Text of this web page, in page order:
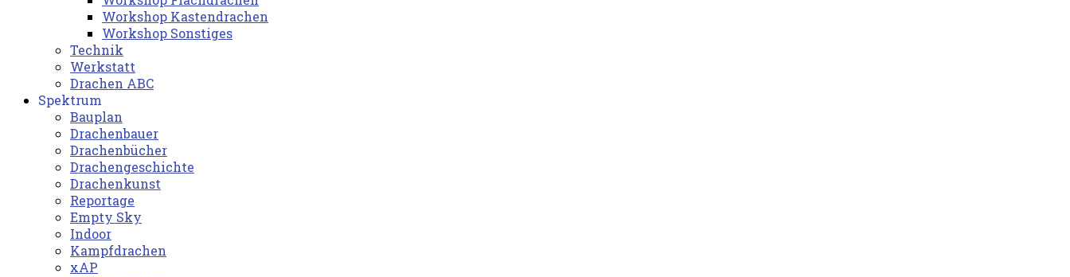
Workshop Kastendrachen
Workshop Sonstiges
Technik
Werkstatt
Drachen ABC
Spektrum
Bauplan
Drachenbauer
Drachenbücher
Drachengeschichte
Drachenkunst
Reportage
Empty Sky
Indoor
Kampfdrachen
xAP